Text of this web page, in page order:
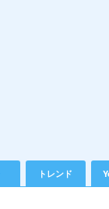
トレンド